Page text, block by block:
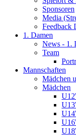
Sponsoren
Media
Feedback
1. Damen
News - 1.
Team
Mannschaften
Mädchen
Mädchen